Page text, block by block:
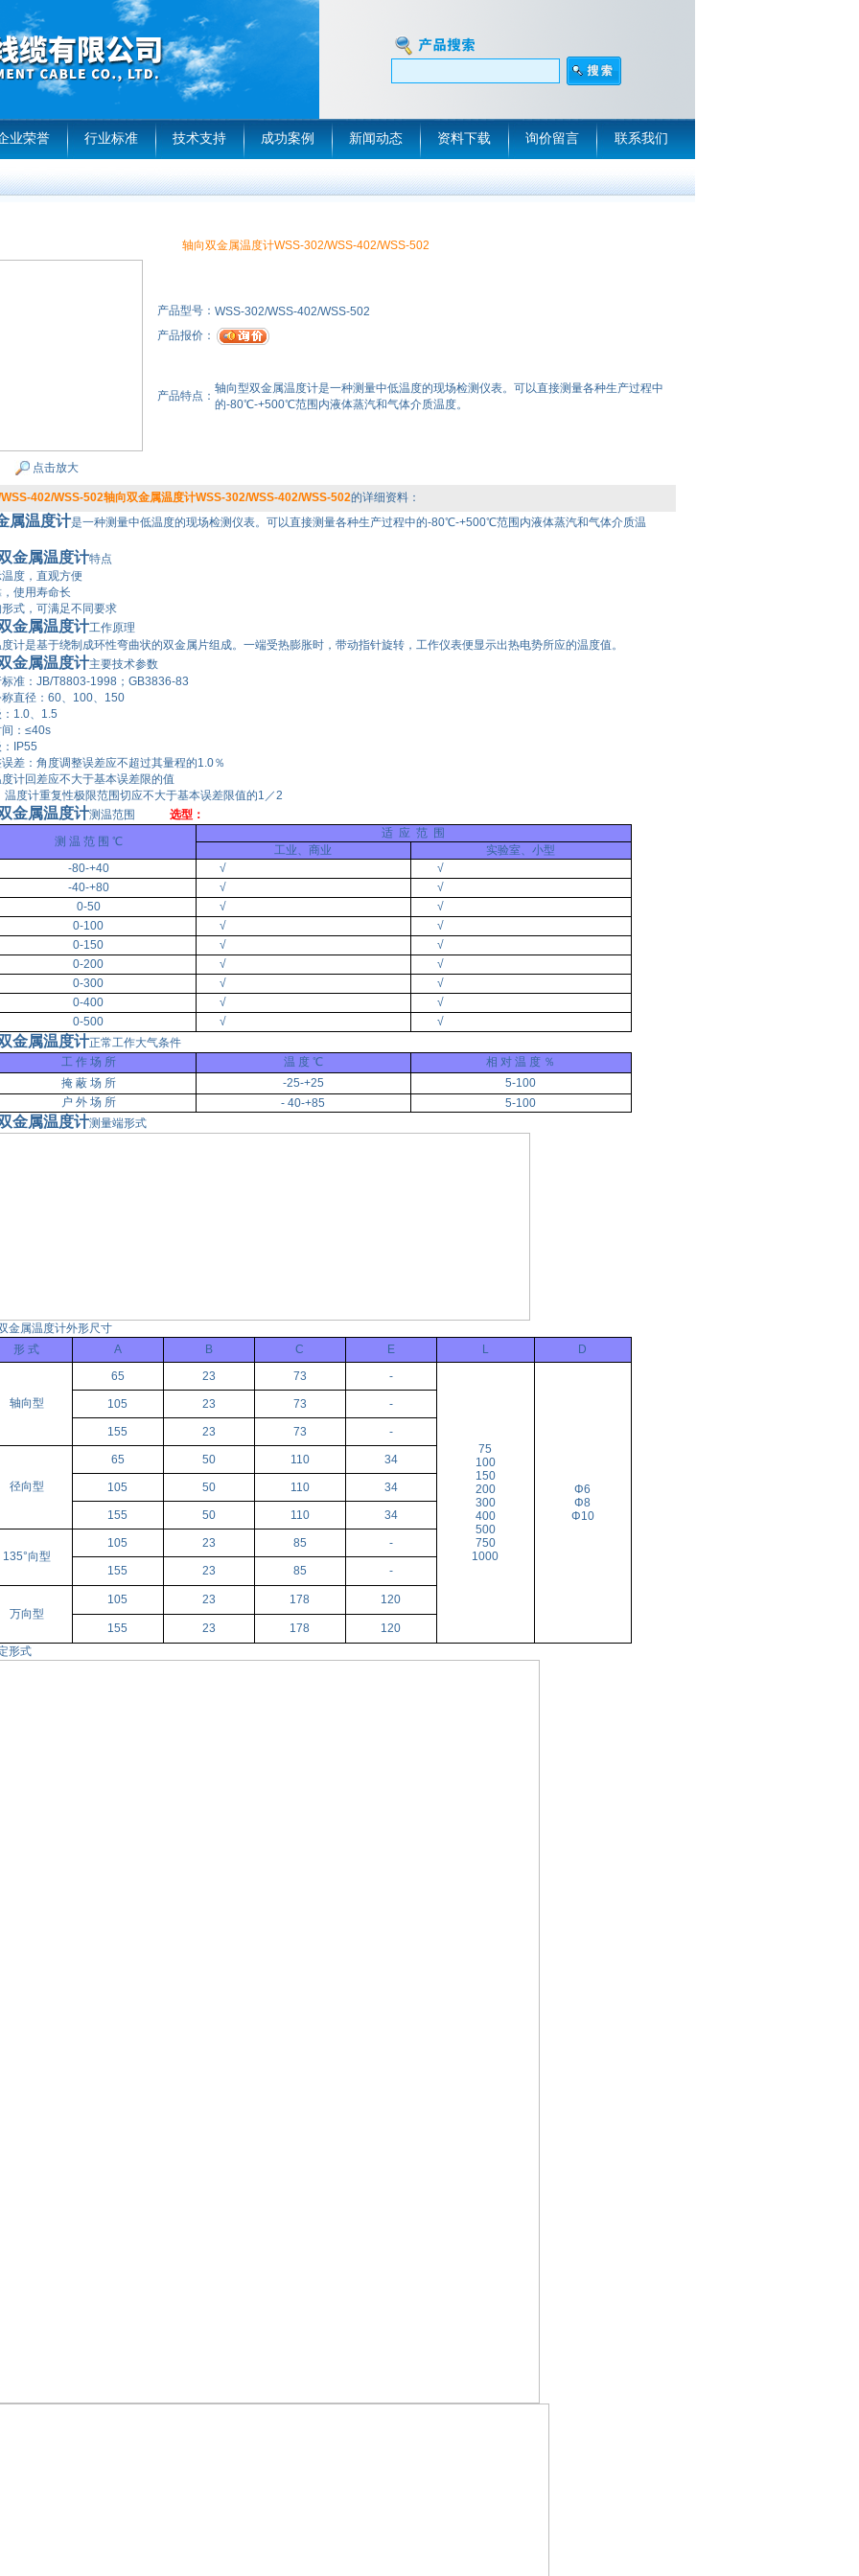
业荣誉 行业标准 技术支持 成功案例 新闻动态 资料下载 询价留言 联系我们
轴向双金属温度计WSS-302/WSS-402/WSS-502
点击放大
产品型号： WSS-302/WSS-402/WSS-502
产品报价：
产品特点：
轴向型双金属温度计是一种测量中低温度的现场检测仪表。可以直接测量各种生产过程中
的-80℃-+500℃范围内液体蒸汽和气体介质温度。
402/WSS-502轴向双金属温度计WSS-302/WSS-402/WSS-502的详细资料：
属温度计是一种测量中低温度的现场检测仪表。可以直接测量各种生产过程中的-80℃-+500℃范围内液体蒸汽和气体介质温
金属温度计特点
度，直观方便
使用寿命长
式，可满足不同要求
金属温度计工作原理
计是基于绕制成环性弯曲状的双金属片组成。一端受热膨胀时，带动指针旋转，工作仪表便显示出热电势所应的温度值。
金属温度计主要技术参数
准：JB/T8803-1998；GB3836-83
直径：60、100、150
1.0、1.5
：≤40s
IP55
差：角度调整误差应不超过其量程的1.0％
计回差应不大于基本误差限的值
度计重复性极限范围切应不大于基本误差限值的1／2
金属温度计测温范围
选型：
测 温 范 围 ℃
适 应 范 围
工业、商业
实验室、小型
-80-+40
√
√
-40-+80
√
√
0-50
√
√
0-100
√
√
0-150
√
√
0-200
√
√
0-300
√
√
0-400
√
√
0-500
√
√
金属温度计正常工作大气条件
工 作 场 所
温 度 ℃
相 对 温 度 ％
掩 蔽 场 所
-25-+25
5-100
户 外 场 所
- 40-+85
5-100
金属温度计测量端形式
金属温度计外形尺寸
形 式
A B C E L D
轴向型
65 23 73 -
75
100
150
200
300
400
500
750
1000
Φ6
Φ8
Φ10
105 23 73 -
155 23 73 -
径向型
65 50 110 34
105 50 110 34
155 50 110 34
135°向型
105 23 85 -
155 23 85 -
万向型
105 23 178 120
155 23 178
120
形式